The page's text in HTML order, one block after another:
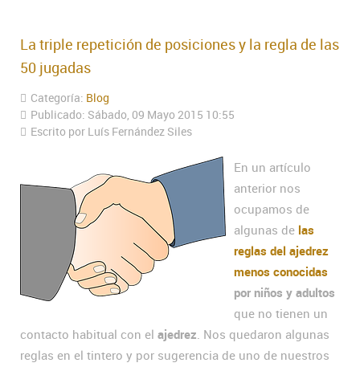
La triple repetición de posiciones y la regla de las
50 jugadas
Categoría: Blog
Publicado: Sábado, 09 Mayo 2015 10:55
Escrito por Luís Fernández Siles
En un artículo
anterior nos
ocupamos de
algunas de las
reglas del ajedrez
menos conocidas
por niños y adultos
que no tienen un
contacto habitual con el ajedrez. Nos quedaron algunas
reglas en el tintero y por sugerencia de uno de nuestros